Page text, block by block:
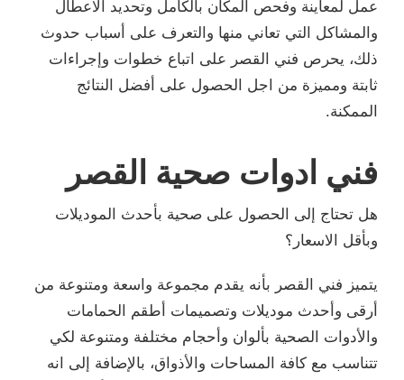
عمل لمعاينة وفحص المكان بالكامل وتحديد الاعطال
والمشاكل التي تعاني منها والتعرف على أسباب حدوث
ذلك، يحرص فني القصر على اتباع خطوات وإجراءات
ثابتة ومميزة من اجل الحصول على أفضل النتائج
الممكنة.
فني ادوات صحية القصر
هل تحتاج إلى الحصول على صحية بأحدث الموديلات
وبأقل الاسعار؟
يتميز فني القصر بأنه يقدم مجموعة واسعة ومتنوعة من
أرقى وأحدث موديلات وتصميمات أطقم الحمامات
والأدوات الصحية بألوان وأحجام مختلفة ومتنوعة لكي
تتناسب مع كافة المساحات والأذواق، بالإضافة إلى انه